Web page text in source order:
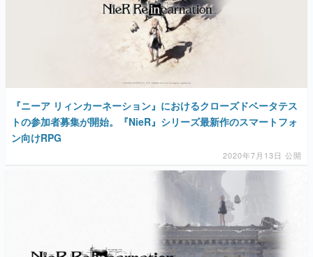
『ニーア リィンカーネーション』におけるクローズドベータテス
トの参加者募集が開始。『NieR』シリーズ最新作のスマートフォ
ン向けRPG
2020年7月13日 公開